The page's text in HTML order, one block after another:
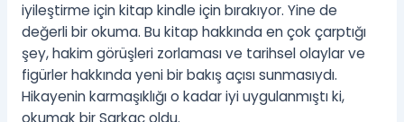
iyileştirme için kitap kindle için bırakıyor. Yine de
değerli bir okuma. Bu kitap hakkında en çok çarptığı
şey, hakim görüşleri zorlaması ve tarihsel olaylar ve
figürler hakkında yeni bir bakış açısı sunmasıydı.
Hikayenin karmaşıklığı o kadar iyi uygulanmıştı ki,